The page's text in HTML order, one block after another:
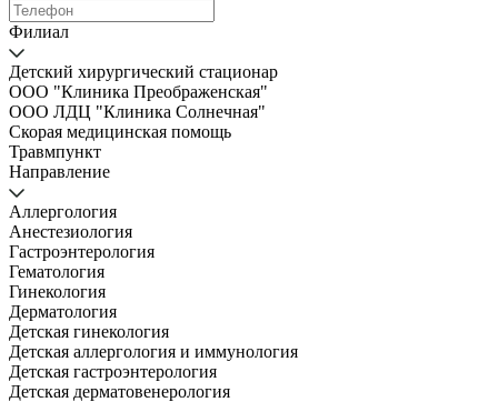
Филиал
Детский хирургический стационар
ООО "Клиника Преображенская"
ООО ЛДЦ "Клиника Солнечная"
Скорая медицинская помощь
Травмпункт
Направление
Аллергология
Анестезиология
Гастроэнтерология
Гематология
Гинекология
Дерматология
Детская гинекология
Детская аллергология и иммунология
Детская гастроэнтерология
Детская дерматовенерология